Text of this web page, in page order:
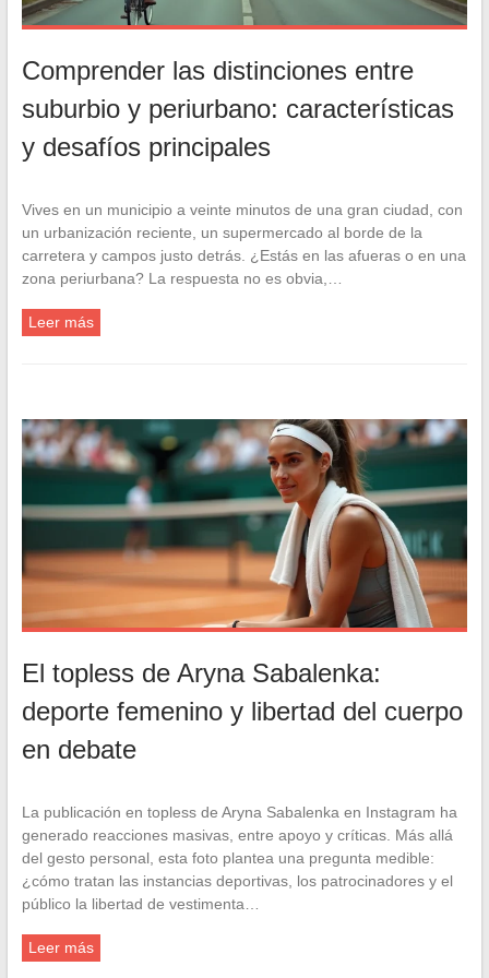
Comprender las distinciones entre
suburbio y periurbano: características
y desafíos principales
Vives en un municipio a veinte minutos de una gran ciudad, con
un urbanización reciente, un supermercado al borde de la
carretera y campos justo detrás. ¿Estás en las afueras o en una
zona periurbana? La respuesta no es obvia,…
Leer más
El topless de Aryna Sabalenka:
deporte femenino y libertad del cuerpo
en debate
La publicación en topless de Aryna Sabalenka en Instagram ha
generado reacciones masivas, entre apoyo y críticas. Más allá
del gesto personal, esta foto plantea una pregunta medible:
¿cómo tratan las instancias deportivas, los patrocinadores y el
público la libertad de vestimenta…
Leer más